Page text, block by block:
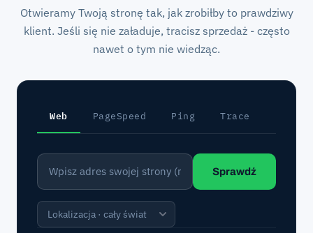
Otwieramy Twoją stronę tak, jak zrobiłby to prawdziwy
klient. Jeśli się nie załaduje, tracisz sprzedaż - często
nawet o tym nie wiedząc.
Web PageSpeed Ping Trace
Sprawdź